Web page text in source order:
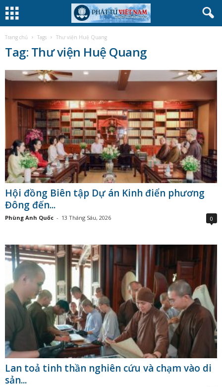
Trang chủ Tags Thư viện Huệ Quang
Tag: Thư viện Huệ Quang
Hội đồng Biên tập Dự án Kinh điển phương
Đông đến...
Phùng Anh Quốc - 13 Tháng Sáu, 2026 0
Lan toả tinh thần nghiên cứu và chạm vào di
sản...